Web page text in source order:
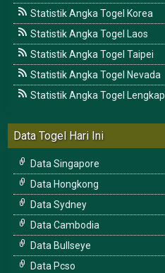
Statistik Angka Togel Korea
Statistik Angka Togel Laos
Statistik Angka Togel Taipei
Statistik Angka Togel Nevada
Statistik Angka Togel Lengkap
Data Togel Hari Ini
Data Singapore
Data Hongkong
Data Sydney
Data Cambodia
Data Bullseye
Data Pcso